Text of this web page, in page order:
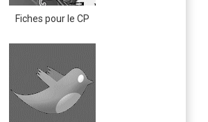
Fiches pour le CP